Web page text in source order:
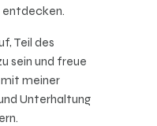
entdecken.
Teil des
sein und freue
meiner
Unterhaltung